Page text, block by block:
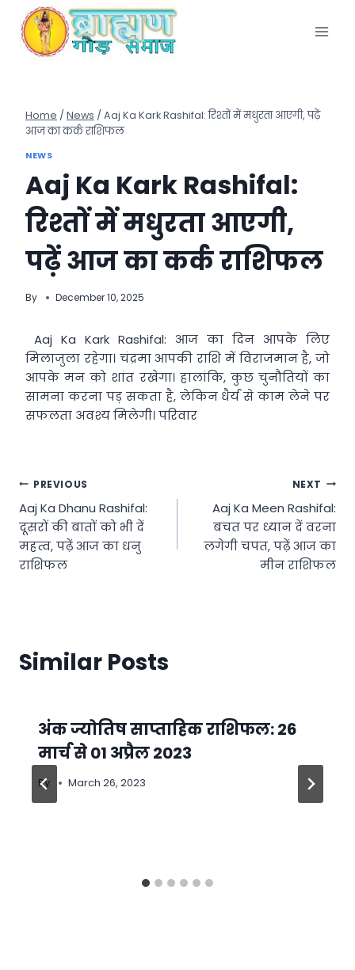
content
Home / News / Aaj Ka Kark Rashifal: रिश्तों में मधुरता आएगी, पढ़ें
आज का कर्क राशिफल
NEWS
Aaj Ka Kark Rashifal:
रिश्तों में मधुरता आएगी,
पढ़ें आज का कर्क राशिफल
By December 10, 2025
Aaj Ka Kark Rashifal: आज का दिन आपके लिए
मिलाजुला रहेगा। चंद्रमा आपकी राशि में विराजमान है, जो
आपके मन को शांत रखेगा। हालांकि, कुछ चुनौतियों का
सामना करना पड़ सकता है, लेकिन धैर्य से काम लेने पर
सफलता अवश्य मिलेगी। परिवार
Post
navigation
PREVIOUS
Aaj Ka Dhanu Rashifal:
दूसरों की बातों को भी दें
महत्व, पढ़ें आज का धनु
राशिफल
NEXT
Aaj Ka Meen Rashifal:
बचत पर ध्यान दें वरना
लगेगी चपत, पढ़ें आज का
मीन राशिफल
Similar Posts
अंक ज्योतिष साप्ताहिक राशिफल: 26
मार्च से 01 अप्रैल 2023
By March 26, 2023